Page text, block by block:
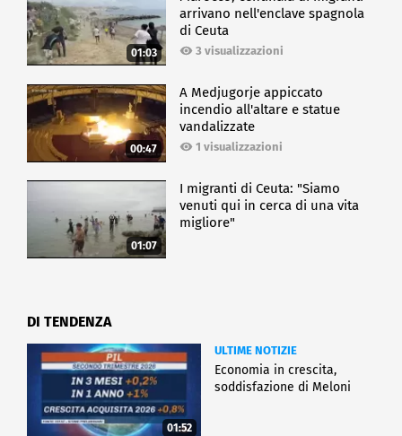
01:03
arrivano nell'enclave spagnola
di Ceuta
3 visualizzazioni
00:47
A Medjugorje appiccato
incendio all'altare e statue
vandalizzate
1 visualizzazioni
01:07
I migranti di Ceuta: "Siamo
venuti qui in cerca di una vita
migliore"
DI TENDENZA
01:52
ULTIME NOTIZIE
Economia in crescita,
soddisfazione di Meloni